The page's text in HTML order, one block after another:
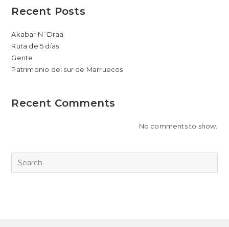
Recent Posts
Akabar N´Draa
Ruta de 5 días
Gente
Patrimonio del sur de Marruecos
Recent Comments
No comments to show.